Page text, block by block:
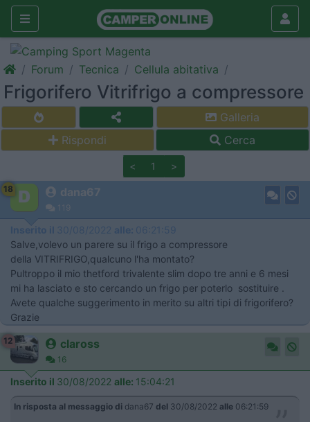
Forum Tecnica Cellula abitativa
Frigorifero Vitrifrigo a compressore
Galleria
Rispondi
Cerca
< 1 >
18 dana67
119
Inserito il 30/08/2022 alle: 06:21:59
Salve,volevo un parere su il frigo a compressore
della VITRIFRIGO,qualcuno l'ha montato?
Pultroppo il mio thetford trivalente slim dopo tre anni e 6 mesi
mi ha lasciato e sto cercando un frigo per poterlo sostituire .
Avete qualche suggerimento in merito su altri tipi di frigorifero?
Grazie
12 claross
16
Inserito il 30/08/2022 alle: 15:04:21
In risposta al messaggio di dana67 del 30/08/2022 alle 06:21:59